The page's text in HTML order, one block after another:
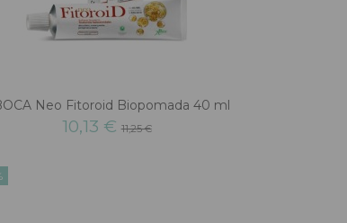
Neo Fitoroid Biopomada 40 ml
10,13 €11,25 €